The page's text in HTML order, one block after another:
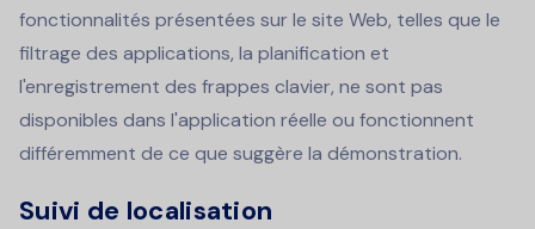
fonctionnalités présentées sur le site Web, telles que le
filtrage des applications, la planification et
l'enregistrement des frappes clavier, ne sont pas
disponibles dans l'application réelle ou fonctionnent
différemment de ce que suggère la démonstration.
Suivi de localisation